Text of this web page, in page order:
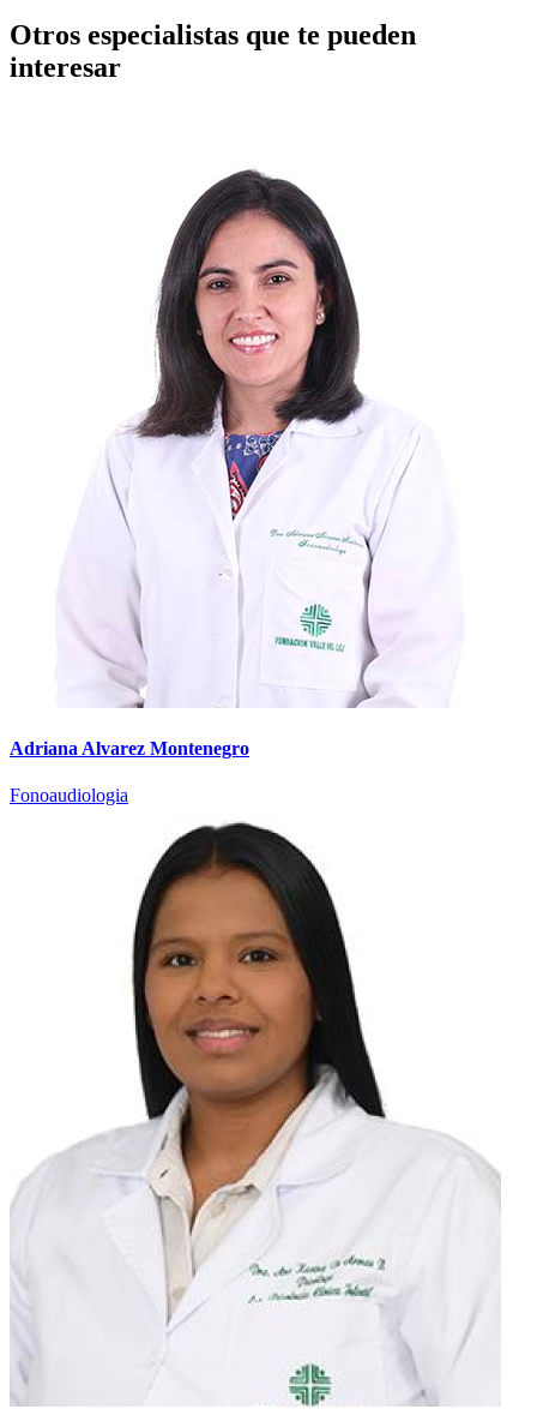
Otros especialistas que te pueden
interesar
Adriana Alvarez Montenegro
Fonoaudiologia